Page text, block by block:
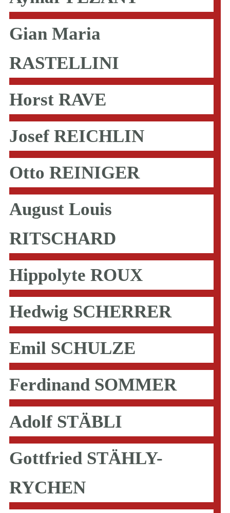
Gian Maria
RASTELLINI
Horst RAVE
Josef REICHLIN
Otto REINIGER
August Louis
RITSCHARD
Hippolyte ROUX
Hedwig SCHERRER
Emil SCHULZE
Ferdinand SOMMER
Adolf STÄBLI
Gottfried STÄHLY-
RYCHEN